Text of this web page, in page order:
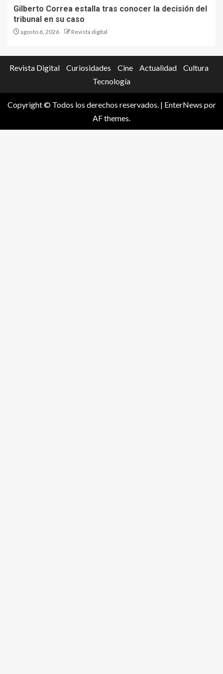
Gilberto Correa estalla tras conocer la decisión del
tribunal en su caso
agosto 6, 2026 Revista digital
Revista Digital Curiosidades Cine Actualidad
Cultura
Tecnología
Copyright © Todos los derechos reservados. | EnterNews por
AF themes.